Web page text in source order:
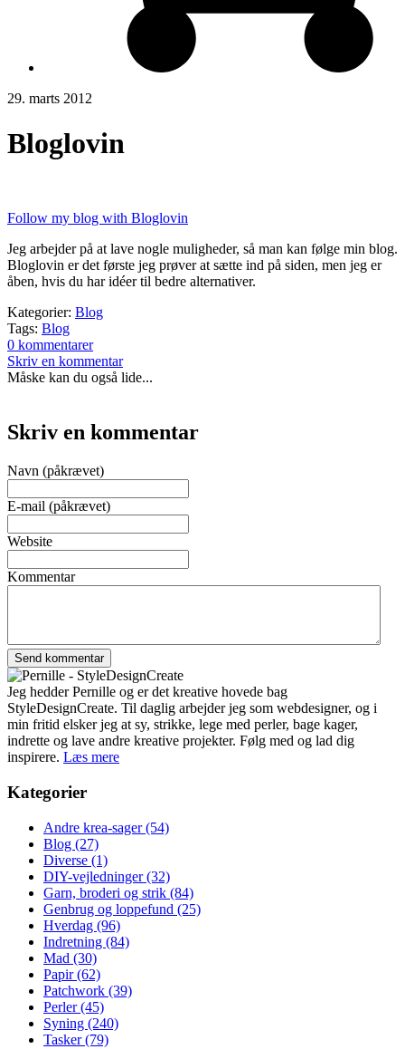
29. marts 2012
Bloglovin
Follow my blog with Bloglovin
Jeg arbejder på at lave nogle muligheder, så man kan følge min blog.
Bloglovin er det første jeg prøver at sætte ind på siden, men jeg er
åben, hvis du har idéer til bedre alternativer.
Kategorier: Blog
Tags: Blog
0 kommentarer
Skriv en kommentar
Måske kan du også lide...
Skriv en kommentar
Navn (påkrævet)
E-mail (påkrævet)
Website
Kommentar
Jeg hedder Pernille og er det kreative hovede bag
StyleDesignCreate. Til daglig arbejder jeg som webdesigner, og i
min fritid elsker jeg at sy, strikke, lege med perler, bage kager,
indrette og lave andre kreative projekter. Følg med og lad dig
inspirere. Læs mere
Kategorier
Andre krea-sager(54)
Blog (27)
Diverse (1)
DIY-vejledninger(32)
Garn, broderi og strik (84)
Genbrug og loppefund (25)
Hverdag (96)
Indretning (84)
Mad (30)
Papir(62)
Patchwork (39)
Perler(45)
Syning (240)
Tasker(79)